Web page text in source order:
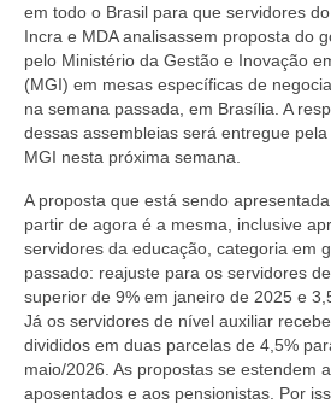
em todo o Brasil para que servidores do
Incra e MDA analisassem proposta do
pelo Ministério da Gestão e Inovação
(MGI) em mesas específicas de
na semana passada, em Brasília. A
dessas assembleias será entregue
MGI nesta próxima semana.
A proposta que está sendo
partir de agora é a mesma, inclusive
servidores da educação, categoria em
passado: reajuste para os servidores
superior de 9% em janeiro de 2025 e
Já os servidores de nível auxiliar
divididos em duas parcelas de 4,5%
maio/2026. As propostas se estendem
aposentados e aos pensionistas. Por